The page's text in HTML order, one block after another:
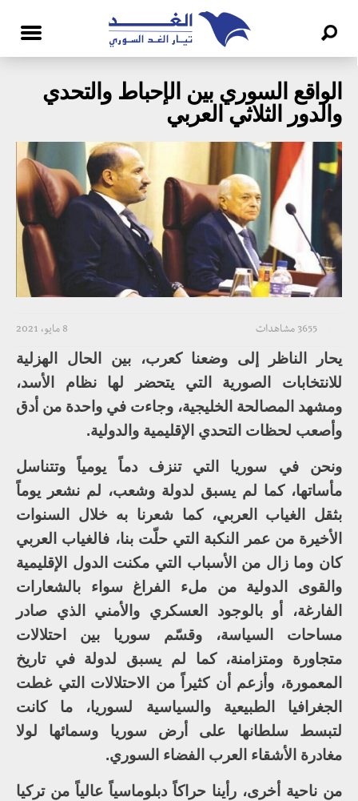
الواقع السوري بين الإحباط والتحدي
والدور الثلاثي العربي
8 مايو، 2021 3655 مشاهدات
يحار الناظر إلى وضعنا كعرب، بين الحال الهزلية
للانتخابات الصورية التي يتحضر لها نظام الأسد،
ومشهد المصالحة الخليجية، وجاءت في واحدة من أدق
وأصعب لحظات التحدي الإقليمية والدولية.
ونحن في سوريا التي تنزف دماً يومياً وتتناسل
مأساتها، كما لم يسبق لدولة وشعب، لم نشعر يوماً
بثقل الغياب العربي، كما شعرنا به خلال السنوات
الأخيرة من عمر النكبة التي حلّت بنا، فالغياب العربي
كان وما زال من الأسباب التي مكنت الدول الإقليمية
والقوى الدولية من ملء الفراغ سواء بالشعارات
الفارغة، أو بالوجود العسكري والأمني الذي صادر
مساحات السياسة، وقسّم سوريا بين احتلالات
متجاورة ومتزامنة، كما لم يسبق لدولة في تاريخ
المعمورة، وأزعم أن كثيراً من الاحتلالات التي غطت
الجغرافيا الطبيعية والسياسية لسوريا، ما كانت
لتبسط سلطانها على أرض سوريا وسمائها لولا
مغادرة الأشقاء العرب الفضاء السوري.
من ناحية أخرى، رأينا حراكاً دبلوماسياً عالياً من تركيا